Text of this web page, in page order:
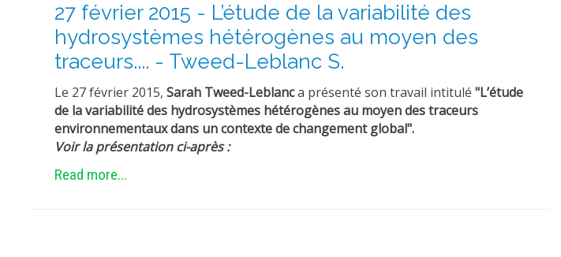
27 février 2015 - L’étude de la variabilité des
hydrosystèmes hétérogènes au moyen des
traceurs.... - Tweed-Leblanc S.
Le 27 février 2015, Sarah Tweed-Leblanca présenté son travail intitulé "L’étude
de la variabilité des hydrosystèmes hétérogènes au moyen des traceurs
environnementaux dans un contexte de changement global".
Voir la présentation ci-après :
Read more...